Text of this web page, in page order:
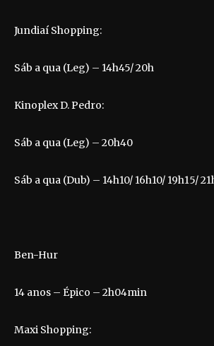
Jundiaí Shopping:
Sáb a qua (Leg) – 14h45/ 20h
Kinoplex D. Pedro:
Sáb a qua (Leg) – 20h40
Sáb a qua (Dub) – 14h10/ 16h10/ 19h15/
Ben-Hur
14 anos – Épico – 2h04min
Maxi Shopping: